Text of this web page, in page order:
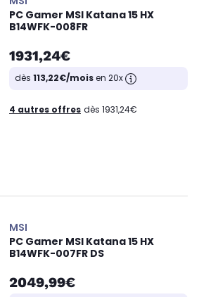
PC Gamer MSI Katana 15 HX
B14WFK-008FR
1931,24€
dès 113,22€/moisen 20x
4 autres offres dès 1931,24€
MSI
PC Gamer MSI Katana 15 HX
B14WFK-007FR DS
2049,99€